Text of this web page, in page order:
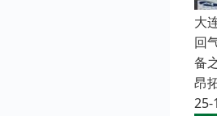
大
回
备
昂
25-